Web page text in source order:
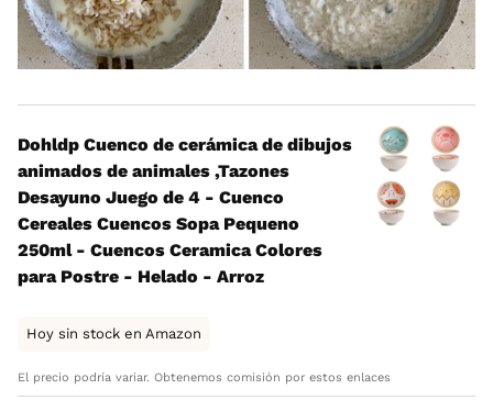
Dohldp Cuenco de cerámica de dibujos
animados de animales ,Tazones
Desayuno Juego de 4 - Cuenco
Cereales Cuencos Sopa Pequeno
250ml - Cuencos Ceramica Colores
para Postre - Helado - Arroz
Hoy sin stock en Amazon
El precio podría variar. Obtenemos comisión por estos enlaces